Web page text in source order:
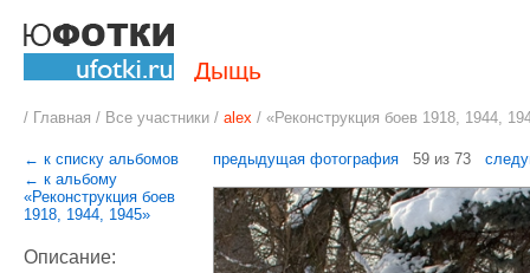
Дыщь
/ Главная / Все участники / alex / «Реконструкция боев 1918, 1944,
← к списку альбомов
← к альбому
«Реконструкция боев
1918, 1944, 1945»
Описание:
предыдущая фотография59 из 73